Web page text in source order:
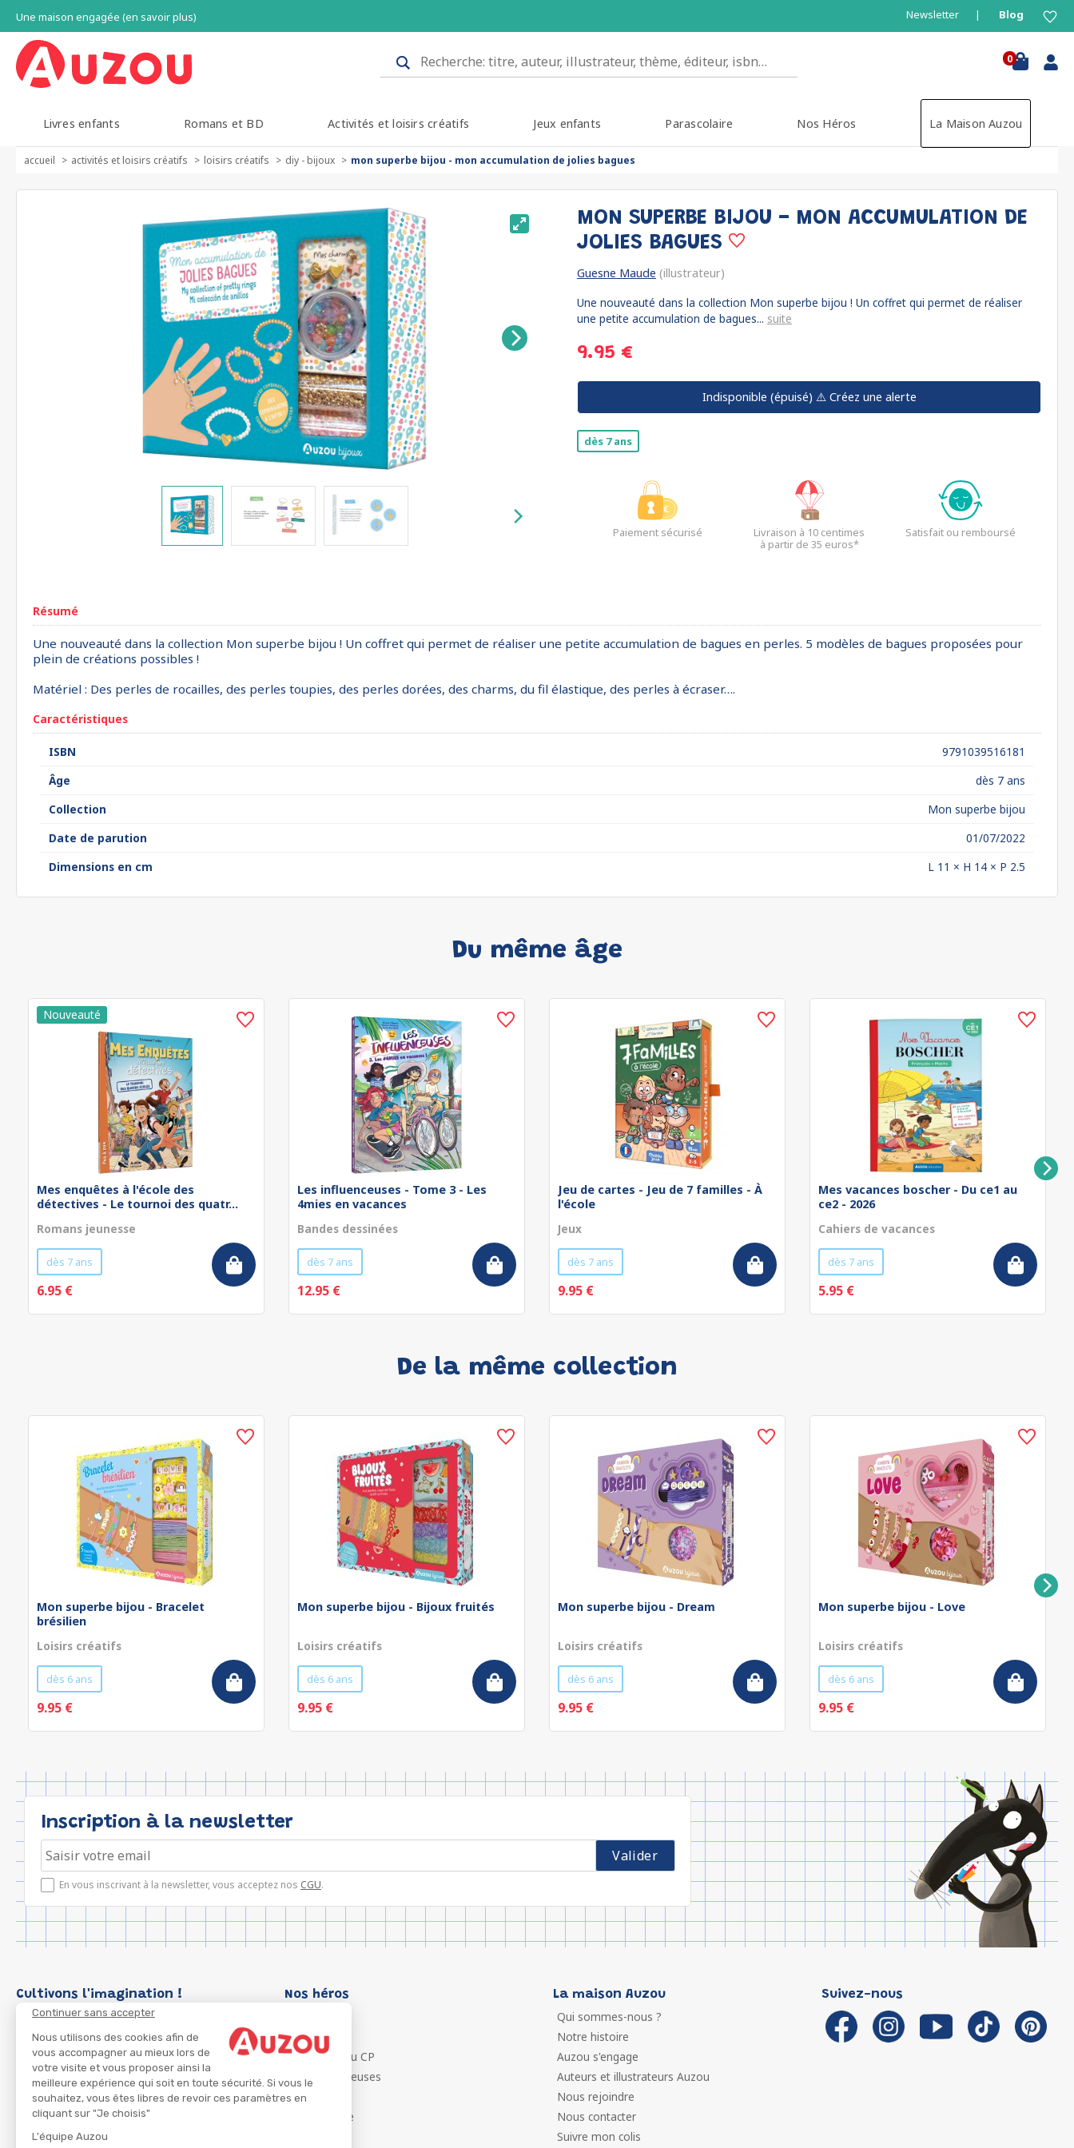
Continuer sans accepter
Nous utilisons des cookies afin de
vous accompagner au mieux lors de
votre visite et vous proposer ainsi la
meilleure expérience qui soit en toute sécurité. Si vous le
souhaitez, vous êtes libres de revoir ces paramètres en
cliquant sur "Je choisis"
L'équipe Auzou
Une maison engagée (en savoir plus) Newsletter Blog
0
Livres enfants Romans et BD Activités et loisirs créatifs Jeux enfants Parascolaire Nos Héros La Maison Auzou
accueil activités et loisirs créatifs loisirs créatifs diy - bijoux mon superbe bijou - mon accumulation de jolies bagues
MON SUPERBE BIJOU - MON ACCUMULATION DE
JOLIES BAGUES
Guesne Maude (illustrateur)
Une nouveauté dans la collection Mon superbe bijou ! Un coffret qui permet de réaliser
une petite accumulation de bagues... suite
9.95 €
Indisponible (épuisé) ⚠️ Créez une alerte
dès 7 ans
Paiement sécurisé
Livraison à 10 centimes
à partir de 35 euros*
Satisfait ou remboursé
Résumé
Une nouveauté dans la collection Mon superbe bijou ! Un coffret qui permet de réaliser une petite accumulation de bagues en perles. 5 modèles de bagues proposées pour
plein de créations possibles !
Matériel : Des perles de rocailles, des perles toupies, des perles dorées, des charms, du fil élastique, des perles à écraser….
Caractéristiques
ISBN
9791039516181
Âge
dès 7 ans
Collection
Mon superbe bijou
Date de parution
01/07/2022
Dimensions en cm
L 11 × H 14 × P 2.5
Du même âge
Mes enquêtes à l'école des
détectives - Le tournoi des quatr...
Romans jeunesse
dès 7 ans
6.95 €
Les influenceuses - Tome 3 - Les
4mies en vacances
Bandes dessinées
dès 7 ans
12.95 €
Jeu de cartes - Jeu de 7 familles - À
l'école
Jeux
dès 7 ans
9.95 €
Mes vacances boscher - Du ce1 au
ce2 - 2026
Cahiers de vacances
dès 7 ans
5.95 €
De la même collection
Mon superbe bijou - Bracelet
brésilien
Loisirs créatifs
dès 6 ans
9.95 €
Mon superbe bijou - Bijoux fruités
Loisirs créatifs
dès 6 ans
9.95 €
Mon superbe bijou - Dream
Loisirs créatifs
dès 6 ans
9.95 €
Mon superbe bijou - Love
Loisirs créatifs
dès 6 ans
9.95 €
Inscription à la newsletter
En vous inscrivant à la newsletter, vous acceptez nos CGU.
Cultivons l'imagination ! Nos héros
P'tit Loup
Les Héros du CP
Les Influenceuses
Migali
Petite Taupe
La maison Auzou
Qui sommes-nous ?
Notre histoire
Auzou s'engage
Auteurs et illustrateurs Auzou
Nous rejoindre
Nous contacter
Suivre mon colis
Suivez-nous